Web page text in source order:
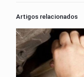
Artigos relacionados